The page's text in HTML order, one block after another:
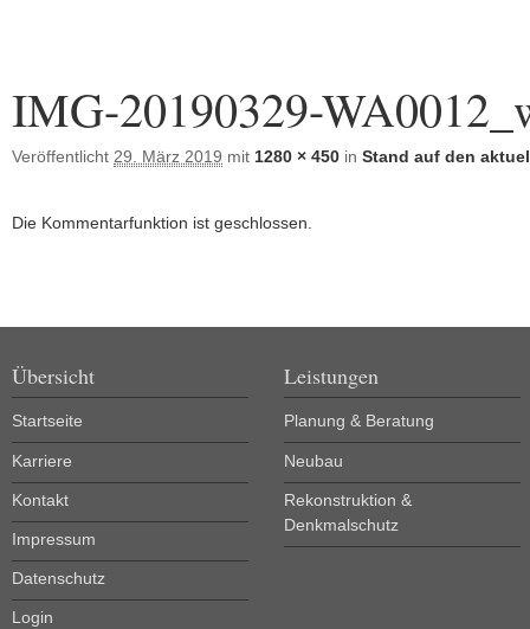
IMG-20190329-
Veröffentlicht 29. März 2019 mit 1280 × 450 in Stand auf den
Die Kommentarfunktion ist geschlossen.
Übersicht
Startseite
Karriere
Kontakt
Impressum
Datenschutz
Login
Leistungen
Planung & Beratung
Neubau
Rekonstruktion &
Denkmalschutz